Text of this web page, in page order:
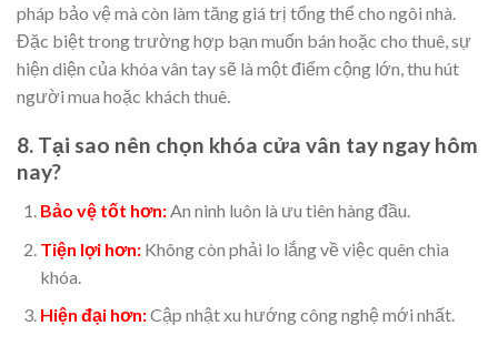
pháp bảo vệ mà còn làm tăng giá trị tổng thể cho ngôi nhà.
Đặc biệt trong trường hợp bạn muốn bán hoặc cho thuê, sự
hiện diện của khóa vân tay sẽ là một điểm cộng lớn, thu hút
người mua hoặc khách thuê.
8. Tại sao nên chọn khóa cửa vân tay ngay hôm
nay?
Bảo vệ tốt hơn:An ninh luôn là ưu tiên hàng đầu.
Tiện lợi hơn:Không còn phải lo lắng về việc quên chìa
khóa.
Hiện đại hơn:Cập nhật xu hướng công nghệ mới nhất.